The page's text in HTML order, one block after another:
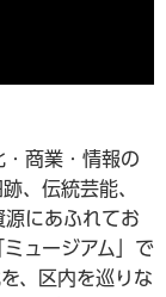
商業・情報の
、伝統芸能、
にあふれてお
ュージアム」で
、区内を巡りな